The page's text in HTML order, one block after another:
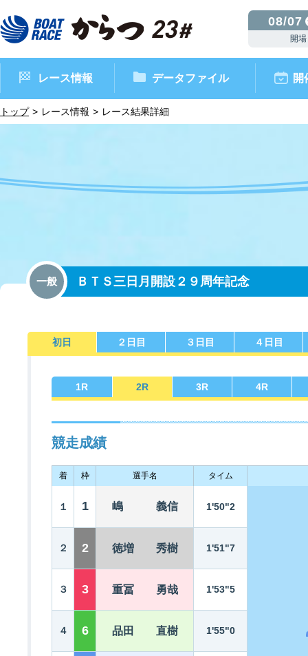
08/07
開場
レース情報
今節の進入コース別成績
今節出場選手のマル得情報
データファイル
佐賀支部選手一覧 記念競走優勝選手一覧
開
トップ レース情報 レース結果詳細
一般 ＢＴＳ三日月開設２９周年記念
初日 ２日目 ３日目 ４日目
1R 2R 3R 4R
競走成績
着 枠 選手名 タイム
１ 1 嶋 義信 1'50"2
２ 2 徳増 秀樹 1'51"7
３ 3 重冨 勇哉 1'53"5
４ 6 品田 直樹 1'55"0